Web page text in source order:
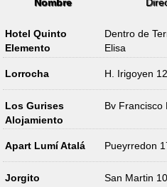
Hotel Quinto
Elemento
Dentro de
Elisa
Lorrocha H. Irigoyen
Los Gurises
Alojamiento
Bv Francisco
Apart Lumí Atalá Pueyrredon
Jorgito
San Martin